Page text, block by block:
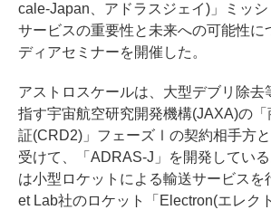
cale-Japan、アドラスジェイ)」ミッ
サービスの重要性と未来への可能性に
ディアセミナーを開催した。
アストロスケールは、大型デブリ除去
指す宇宙航空研究開発機構(JAXA)の
証(CRD2)」フェーズⅠの契約相手方
受けて、「ADRAS-J」を開発している
は小型ロケットによる輸送サービスを
et Lab社のロケット「Electron(エレク